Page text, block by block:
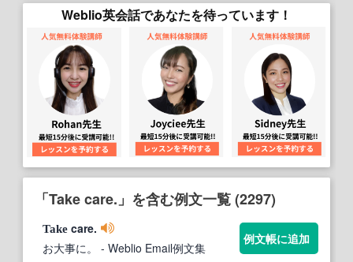
Weblio英会話であなたを待っています！
「Take care.」を含む例文一覧 (2297)
Take care.
お大事に。
- Weblio Email例文集
例文帳に追加